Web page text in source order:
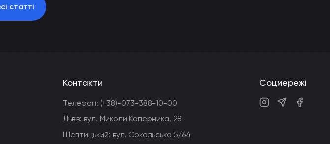
статті
Контакти
Телефон: (+38)-073-388-10-00
Львів: вул. Миколи Коперника, 28
Шептицький: вул. Сокальська 5/64
Соцмережі